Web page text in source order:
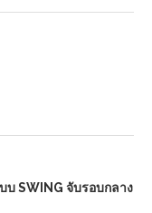
บ SWING จับรอบกลาง